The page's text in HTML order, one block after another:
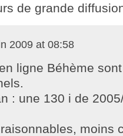
de grande
2009 at 08:58
ligne Béhème sont
: une 130 i de
moins